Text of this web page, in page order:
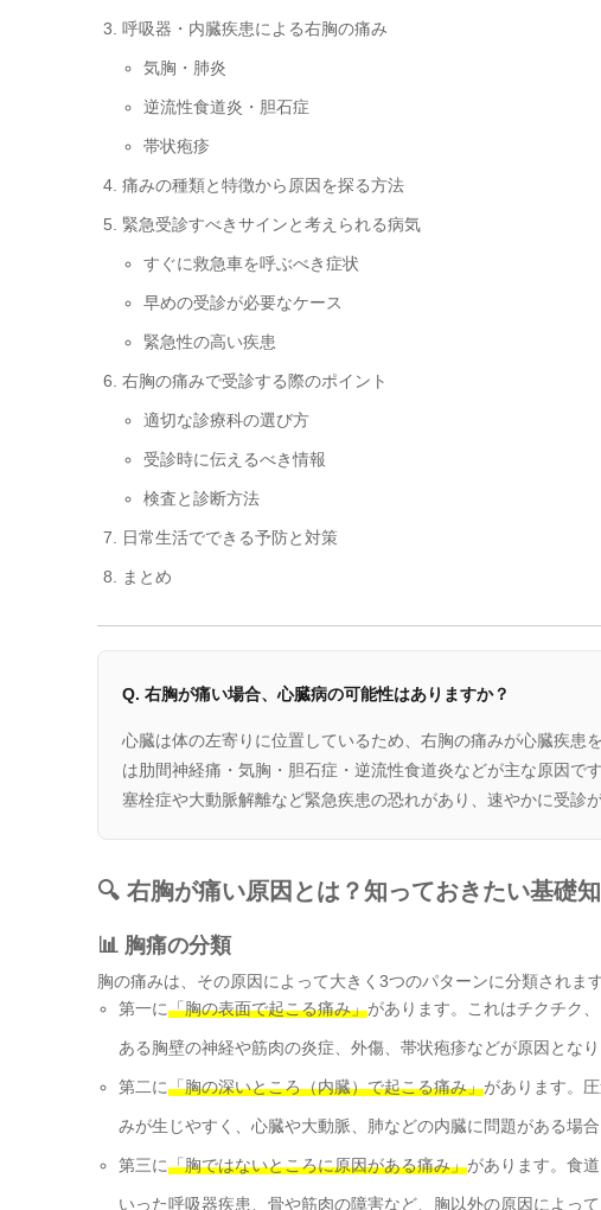
呼吸器・内臓疾患による右胸の痛み
気胸・肺炎
逆流性食道炎・胆石症
帯状疱疹
痛みの種類と特徴から原因を探る方法
緊急受診すべきサインと考えられる病気
すぐに救急車を呼ぶべき症状
早めの受診が必要なケース
緊急性の高い疾患
右胸の痛みで受診する際のポイント
適切な診療科の選び方
受診時に伝えるべき情報
検査と診断方法
日常生活でできる予防と対策
まとめ
Q. 右胸が痛い場合、心臓病の可能性はありますか？
心臓は体の左寄りに位置しているため、右胸の痛みが心臓疾患
は肋間神経痛・気胸・胆石症・逆流性食道炎などが主な原因
塞栓症や大動脈解離など緊急疾患の恐れがあり、速やかに受診が
🔍 右胸が痛い原因とは？知っておきたい基礎
📊 胸痛の分類
胸の痛みは、その原因によって大きく3つのパターンに分類されます
第一に「胸の表面で起こる痛み」があります。これはチクチク
ある胸壁の神経や筋肉の炎症、外傷、帯状疱疹などが原因となり
第二に「胸の深いところ（内臓）で起こる痛み」があります。
みが生じやすく、心臓や大動脈、肺などの内臓に問題がある場合
第三に「胸ではないところに原因がある痛み」があります。食
いった呼吸器疾患、骨や筋肉の障害など、胸以外の原因によっ